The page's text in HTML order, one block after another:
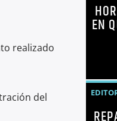
realizado
del
QUITO
EN